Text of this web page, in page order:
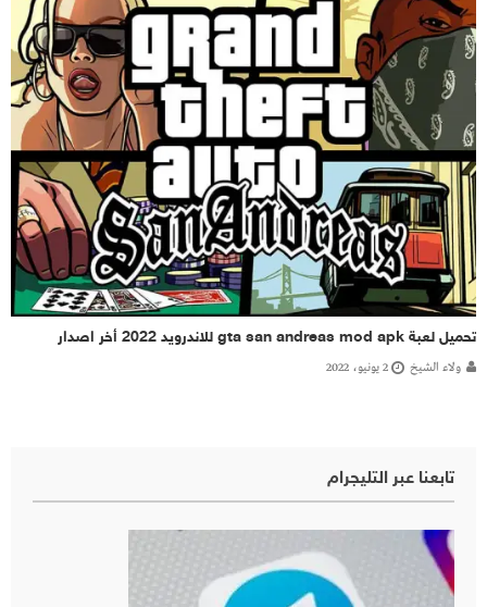
تحميل لعبة gta san andreas mod apk للاندرويد 2022 أخر اصدار
ولاء الشيخ 2 يونيو، 2022
تابعنا عبر التليجرام